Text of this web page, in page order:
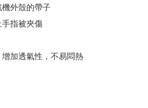
外殼的帶子
指被夾傷
加透氣性，不易悶熱